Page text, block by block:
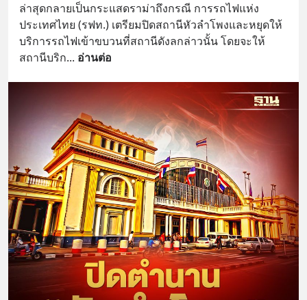
ล่าสุดกลายเป็นกระแสดราม่าถึงกรณี การรถไฟแห่ง
ประเทศไทย (รฟท.) เตรียมปิดสถานีหัวลำโพงและหยุดให้
บริการรถไฟเข้าขบวนที่สถานีดังลกล่าวนั้น โดยจะให้
สถานีบริก... อ่านต่อ